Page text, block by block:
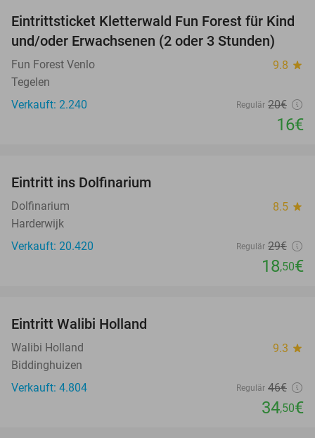
20%
Eintrittsticket Kletterwald Fun Forest für Kind
und/oder Erwachsenen (2 oder 3 Stunden)
Fun Forest Venlo 9.8 star
Tegelen
Verkauft: 2.240
Regulär 20€
16€
Eintritt ins Dolfinarium
Dolfinarium 8.5 star
Harderwijk
Verkauft: 20.420
Regulär 29€
18,50€
Eintritt Walibi Holland
Walibi Holland 9.3 star
Biddinghuizen
Verkauft: 4.804
Regulär 46€
34,50€